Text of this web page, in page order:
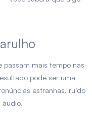
passam mais tempo nas
pode ser uma
estranhas, ruído
áudio.